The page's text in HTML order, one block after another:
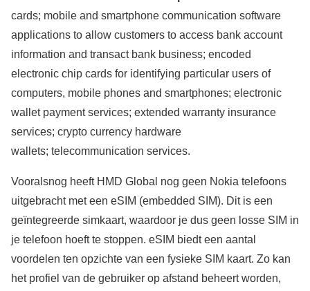
cards; mobile and smartphone communication software
applications to allow customers to access bank account
information and transact bank business; encoded
electronic chip cards for identifying particular users of
computers, mobile phones and smartphones; electronic
wallet payment services; extended warranty insurance
services; crypto currency hardware
wallets; telecommunication services.
Vooralsnog heeft HMD Global nog geen Nokia telefoons
uitgebracht met een eSIM (embedded SIM). Dit is een
geïntegreerde simkaart, waardoor je dus geen losse SIM in
je telefoon hoeft te stoppen. eSIM biedt een aantal
voordelen ten opzichte van een fysieke SIM kaart. Zo kan
het profiel van de gebruiker op afstand beheert worden,